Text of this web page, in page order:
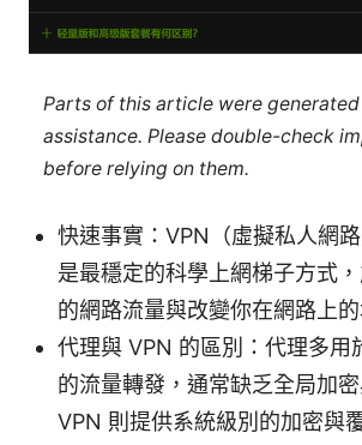
Parts of this article were
assistance. Please double-check
before relying on them.
快速事實：VPN（虛擬私人網
是最穩定的科學上網梯子方式
的網路流量與改變你在網路上的
代理與 VPN 的區別：代理多用
的流量轉發，通常缺乏全局加密
VPN 則提供系統級別的加密與